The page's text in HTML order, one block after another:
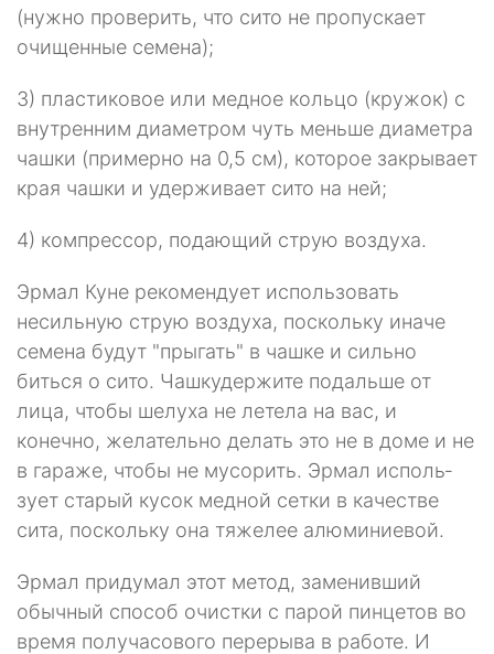
(нужно проверить, что сито не про­пускает
очищенные семена);
3) пластиковое или медное кольцо (кружок) с
внутренним диаметром чуть меньше диаметра
чашки (примерно на 0,5 см), которое закрывает
края чашки и удерживает сито на ней;
4) компрессор, подающий струю воздуха.
Эрмал Куне рекомендует использовать
несильную струю воздуха, по­скольку иначе
семена будут "прыгать" в чашке и сильно
биться о сито. Чашкудержите подальше от
лица, чтобы шелуха не летела на вас, и
конечно, жела­тельно делать это не в доме и не
в гараже, чтобы не мусорить. Эрмал исполь­
зует старый кусок медной сетки в качестве
сита, поскольку она тяжелее алю­миниевой.
Эрмал придумал этот метод, заменивший
обычный способ очистки с парой пинцетов во
время получасового перерыва в работе. И